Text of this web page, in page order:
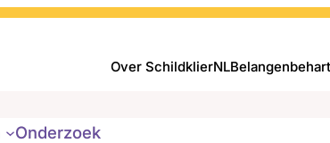
Over SchildklierNL
Onderzoek